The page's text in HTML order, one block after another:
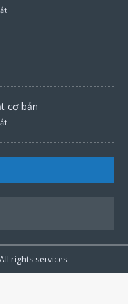
cơ bản
All rights services.